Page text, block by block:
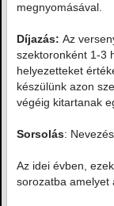
megnyomásával.
Díjazás: Az
szektoronként 1-3
helyezetteket
készülünk azon
végéig kitartanak
Sorsolás:
Az idei évben,
sorozatba amelyet